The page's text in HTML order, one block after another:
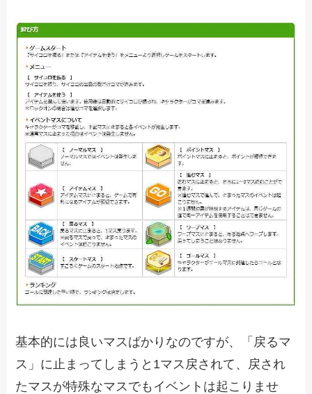
基本的には良いマスばかりなのですが、「戻るマ
ス」に止まってしまうと1マス戻されて、戻され
たマスが特殊なマスでもイベントは起こりませ